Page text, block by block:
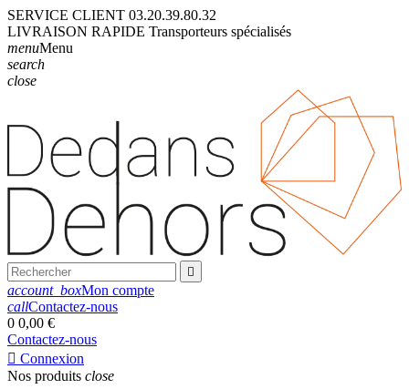
SERVICE CLIENT 03.20.39.80.32
LIVRAISON RAPIDE Transporteurs spécialisés
menuMenu
search
close

account_boxMon compte
callContactez-nous
0 0,00 €
Contactez-nous
 Connexion
Nos produits close